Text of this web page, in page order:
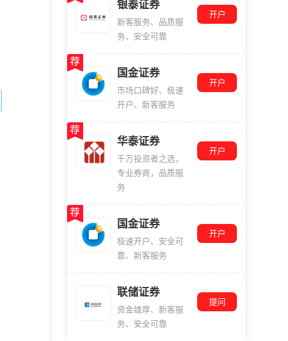
银泰证券
新客服务、品质服
务、安全可靠
开户
国金证券
市场口碑好、极速
开户、新客服务
开户
华泰证券
千万投资者之选，
专业券商，品质服
务
开户
国金证券
极速开户、安全可
靠、新客服务
开户
联储证券
资金雄厚、新客服
务、安全可靠
提问